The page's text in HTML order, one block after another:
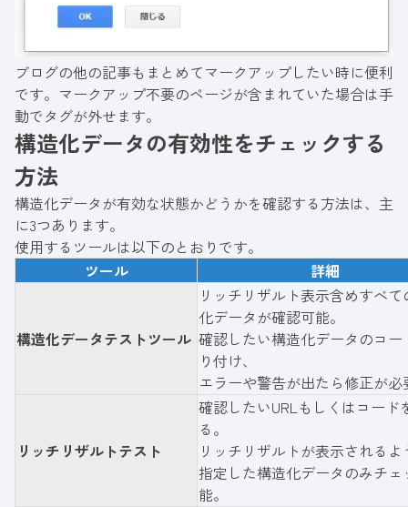
ブログの他の記事もまとめてマークアップしたい時に便利
です。マークアップ不要のページが含まれていた場合は手
動でタグが外せます。
構造化データの有効性をチェックする
方法
構造化データが有効な状態かどうかを確認する方法は、主
に3つあります。
使用するツールは以下のとおりです。
ツール
詳細
構造化データテストツール
リッチリザルト表示含めすべて
化データが確認可能。
確認したい構造化データのコー
り付け、
エラーや警告が出たら修正が必
リッチリザルトテスト
確認したいURLもしくはコード
る。
リッチリザルトが表示されるよ
指定した構造化データのみチェ
能。